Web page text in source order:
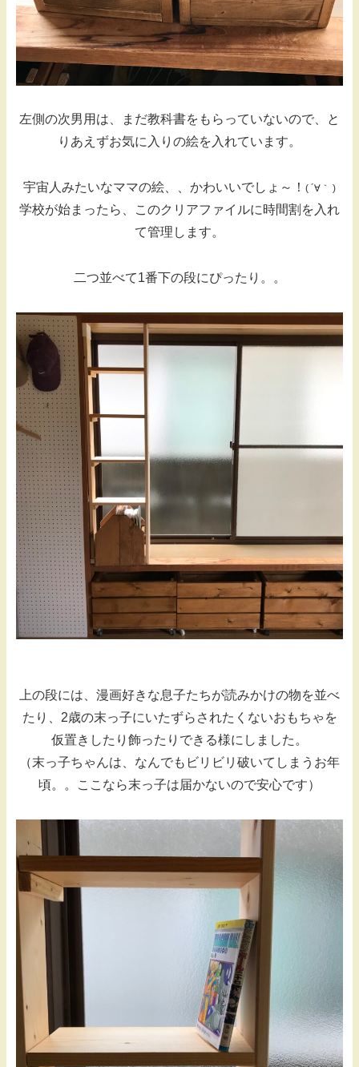
左側の次男用は、まだ教科書をもらっていないので、と
りあえずお気に入りの絵を入れています。
宇宙人みたいなママの絵、、かわいいでしょ～！ ( ´∀｀ )
学校が始まったら、このクリアファイルに時間割を入れ
て管理します。
二つ並べて1番下の段にぴったり。。
上の段には、漫画好きな息子たちが読みかけの物を並べ
たり、2歳の末っ子にいたずらされたくないおもちゃを
仮置きしたり飾ったりできる様にしました。
（末っ子ちゃんは、なんでもビリビリ破いてしまうお年
頃。。ここなら末っ子は届かないので安心です）